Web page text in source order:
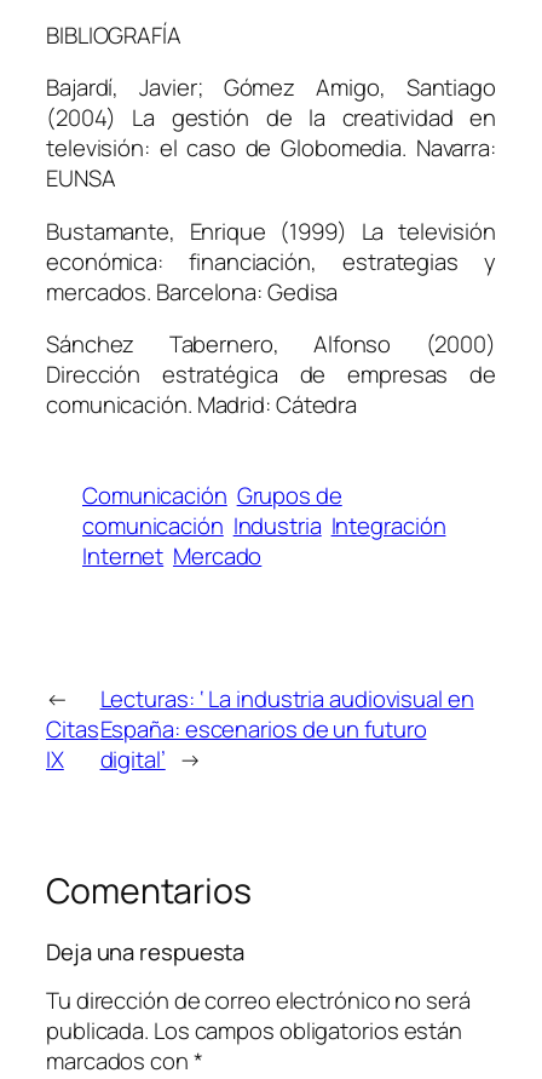
BIBLIOGRAFÍA
Bajardí, Javier; Gómez Amigo, Santiago
(2004) La gestión de la creatividad en
televisión: el caso de Globomedia. Navarra:
EUNSA
Bustamante, Enrique (1999) La televisión
económica: financiación, estrategias y
mercados. Barcelona: Gedisa
Sánchez Tabernero, Alfonso (2000)
Dirección estratégica de empresas de
comunicación. Madrid: Cátedra
Comunicación Grupos de
comunicación Industria Integración
Internet Mercado
←
Citas
IX
Lecturas: ‘ La industria audiovisual en
España: escenarios de un futuro
digital’ →
Comentarios
Deja una respuesta
Tu dirección de correo electrónico no será
publicada. Los campos obligatorios están
marcados con*